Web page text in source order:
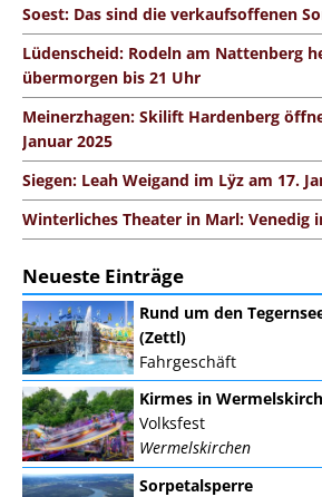
Soest: Das sind die verkaufsoffenen
Lüdenscheid: Rodeln am Nattenberg
übermorgen bis 21 Uhr
Meinerzhagen: Skilift Hardenberg
Januar 2025
Siegen: Leah Weigand im Lÿz am 17.
Winterliches Theater in Marl: Venedig
Neueste Einträge
Rund um den
(Zettl)
Fahrgeschäft
Kirmes in
Volksfest
Wermelskirchen
Sorpetalsperre